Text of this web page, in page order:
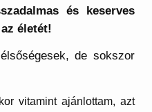
és keserves
életét!
de sokszor
vitamint ajánlottam, azt